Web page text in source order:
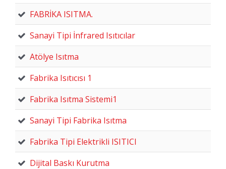
FABRİKA ISITMA.
Sanayi Tipi İnfrared Isıtıcılar
Atölye Isıtma
Fabrika Isıtıcısı 1
Fabrika Isıtma Sistemi1
Sanayi Tipi Fabrika Isıtma
Fabrika Tipi Elektrikli ISITICI
Dijital Baskı Kurutma